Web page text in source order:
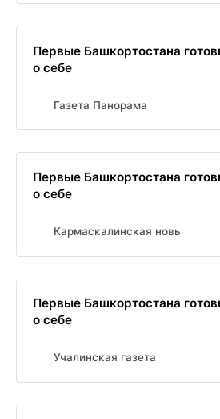
Первые Башкортостана
о себе
Газета Панорама
Первые Башкортостана
о себе
Кармаскалинская новь
Первые Башкортостана
о себе
Учалинская газета